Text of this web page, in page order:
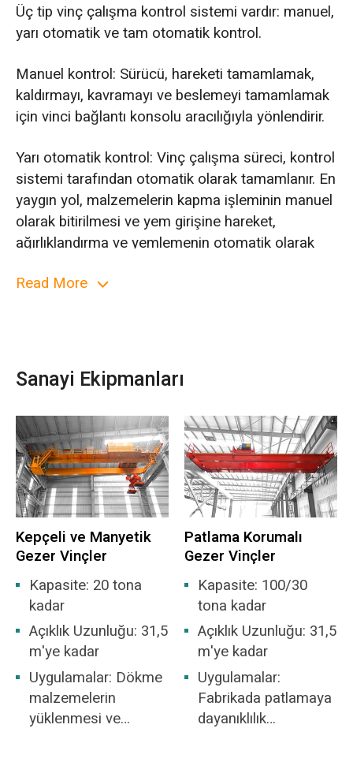
Üç tip vinç çalışma kontrol sistemi vardır: manuel,
yarı otomatik ve tam otomatik kontrol.
Manuel kontrol: Sürücü, hareketi tamamlamak,
kaldırmayı, kavramayı ve beslemeyi tamamlamak
için vinci bağlantı konsolu aracılığıyla yönlendirir.
Yarı otomatik kontrol: Vinç çalışma süreci, kontrol
sistemi tarafından otomatik olarak tamamlanır. En
yaygın yol, malzemelerin kapma işleminin manuel
olarak bitirilmesi ve yem girişine hareket,
ağırlıklandırma ve yemlemenin otomatik olarak
kepçeyi indirir, çöpü alır, kepçeyi kaldırır, yem
girişine hareket eder, tartma ve ölçme, besleme
ve park konumuna geri döndü veya bu eylemi
tekrarladı. Çöp taşıma ve karıştırma işlemi de
otomatik olarak yapılmaktadır.
Ana Özellikler:
Zorlu çalışma ortamı: yüksek sıcaklık, yüksek
nem, tozlu, güçlü gaz aşındırıcılığı.
Ağır iş yükü: Ortalama yıllık çalışma süresi
yaklaşık 8000 saattir. yüksek tam yük oranı ve
sık çalışma.
Bakımı zor: kötü çalışma ortamı ve çöp
çürümesinden kaynaklanan çeşitli zararlı gazlar
işin zorluğunu artırır.
Read More
Sanayi Ekipmanları
Kepçeli ve Manyetik
Gezer Vinçler
Kapasite: 20 tona
kadar
Açıklık Uzunluğu: 31,5
m'ye kadar
Uygulamalar: Dökme
malzemelerin
yüklenmesi ve
Patlama Korumalı
Gezer Vinçler
Kapasite: 100/30
tona kadar
Açıklık Uzunluğu: 31,5
m'ye kadar
Uygulamalar:
Fabrikada patlamaya
dayanıklılık